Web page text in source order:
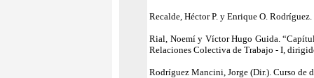
Recalde, Héctor P. y Enrique O.
Rial, Noemí y Víctor Hugo Guida.
Relaciones Colectiva de Trabajo - I,
Rodríguez Mancini, Jorge (Dir.). Curso de